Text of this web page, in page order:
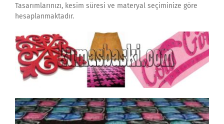
Tasarımlarınızı, kesim süresi ve materyal seçiminize göre
hesaplanmaktadır.